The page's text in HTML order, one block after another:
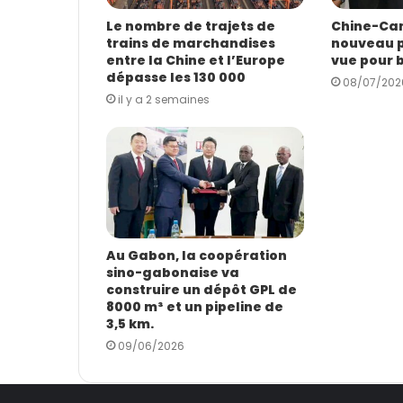
e
E
m
a
i
l
Le nombre de trajets de
trains de marchandises
entre la Chine et l’Europe
dépasse les 130 000
il y a 2 semaines
Chine-
nouveau
vue pour
08/07/
Au Gabon, la coopération
sino-gabonaise va
construire un dépôt GPL de
8000 m³ et un pipeline de
3,5 km.
09/06/2026